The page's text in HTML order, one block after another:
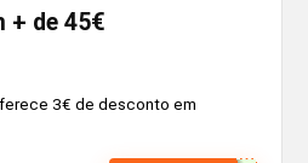
+ de 45€
3€ de desconto em